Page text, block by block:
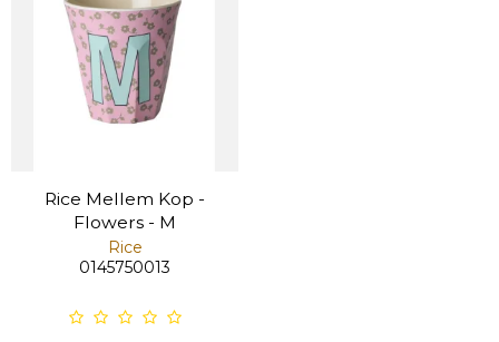
Rice Mellem Kop -
Flowers - M
Rice
0145750013